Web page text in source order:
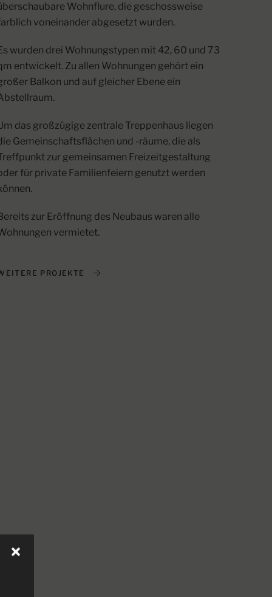
Wohnflure, die geschossweise
voneinander abgesetzt wurden.
wurden drei Wohnungstypen mit 42, 60 und 73
entwickelt. Zu allen Wohnungen gehört ein
Balkon und auf gleicher Ebene ein
das großzügige zentrale Treppenhaus liegen
Gemeinschaftsflächen und -räume, die als
zur gemeinsamen Freizeitgestaltung
für private Familienfeiern genutzt werden
zur Eröffnung des Neubaus waren alle
vermietet.
PROJEKTE